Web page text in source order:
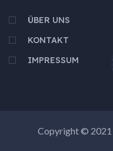
ÜBER UNS
KONTAKT
IMPRESSUM
Copyright © 2021